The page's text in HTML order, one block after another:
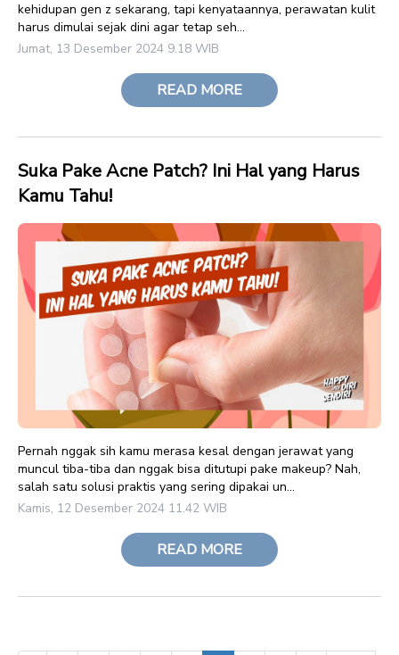
kehidupan gen z sekarang, tapi kenyataannya, perawatan kulit
harus dimulai sejak dini agar tetap seh...
Jumat, 13 Desember 2024 9.18 WIB
READ MORE
Suka Pake Acne Patch? Ini Hal yang Harus
Kamu Tahu!
Pernah nggak sih kamu merasa kesal dengan jerawat yang
muncul tiba-tiba dan nggak bisa ditutupi pake makeup? Nah,
salah satu solusi praktis yang sering dipakai un...
Kamis, 12 Desember 2024 11.42 WIB
READ MORE